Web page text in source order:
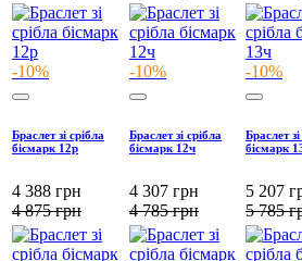
-10%
Браслет зі срібла
бісмарк 12р
4 388 грн
4 875грн
-10%
Браслет зі срібла
бісмарк 12ч
4 307 грн
4 785грн
-10%
Браслет
бісмарк
5 207
5 785